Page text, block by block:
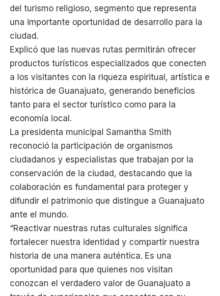
del turismo religioso, segmento que representa
una importante oportunidad de desarrollo para la
ciudad.
Explicó que las nuevas rutas permitirán ofrecer
productos turísticos especializados que conecten
a los visitantes con la riqueza espiritual, artística e
histórica de Guanajuato, generando beneficios
tanto para el sector turístico como para la
economía local.
La presidenta municipal Samantha Smith
reconoció la participación de organismos
ciudadanos y especialistas que trabajan por la
conservación de la ciudad, destacando que la
colaboración es fundamental para proteger y
difundir el patrimonio que distingue a Guanajuato
ante el mundo.
“Reactivar nuestras rutas culturales significa
fortalecer nuestra identidad y compartir nuestra
historia de una manera auténtica. Es una
oportunidad para que quienes nos visitan
conozcan el verdadero valor de Guanajuato a